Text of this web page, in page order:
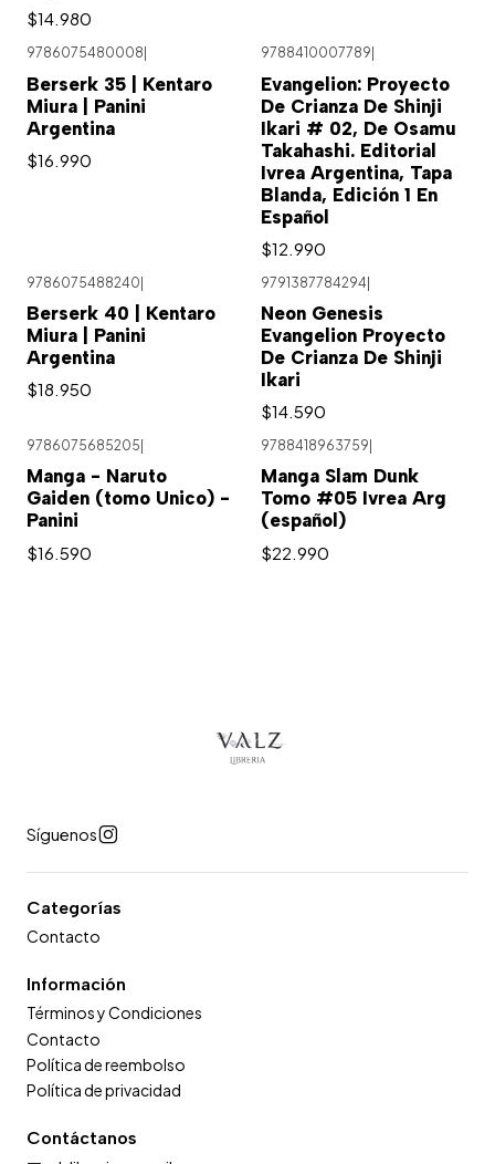
$14.980
9786075480008
Berserk 35 | Kentaro
Miura | Panini
Argentina
$16.990
9788410007789
Evangelion: Proyecto
De Crianza De Shinji
Ikari # 02, De Osamu
Takahashi. Editorial
Ivrea Argentina, Tapa
Blanda, Edición 1 En
Español
$12.990
9786075488240
Berserk 40 | Kentaro
Miura | Panini
Argentina
$18.950
9791387784294
Neon Genesis
Evangelion Proyecto
De Crianza De Shinji
Ikari
$14.590
9786075685205
Manga - Naruto
Gaiden (tomo Unico) -
Panini
$16.590
9788418963759
Manga Slam Dunk
Tomo #05 Ivrea Arg
(español)
$22.990
Síguenos
Categorías
Contacto
Información
Términos y Condiciones
Contacto
Política de reembolso
Política de privacidad
Contáctanos